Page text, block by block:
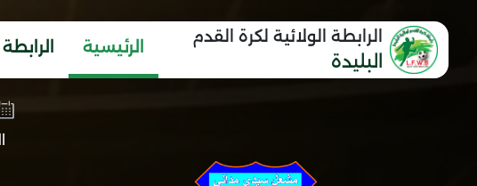
الرابطة الولائية لكرة القدم
البليدة
الرئيسية الرابطة